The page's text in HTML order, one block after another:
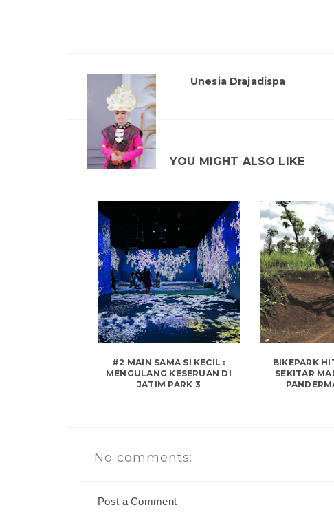
Unesia Drajadispa
YOU MIGHT ALSO LIKE
#2 MAIN SAMA SI KECIL :
MENGULANG KESERUAN DI
JATIM PARK 3
BIKEPARK
SEKITAR
No comments:
Post a Comment